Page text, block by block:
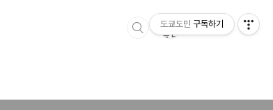
도쿄도민 구독하기